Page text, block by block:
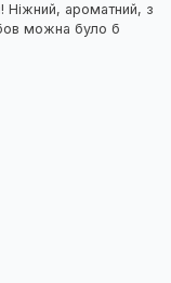
Ніжний, ароматний, з
можна було б